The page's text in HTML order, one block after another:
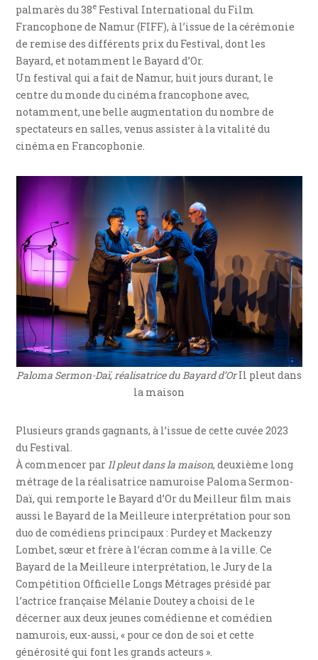
palmarès du 38e Festival International du Film
Francophone de Namur (FIFF), à l’issue de la cérémonie
de remise des différents prix du Festival, dont les
Bayard, et notamment le Bayard d’Or.
Un festival qui a fait de Namur, huit jours durant, le
centre du monde du cinéma francophone avec,
notamment, une belle augmentation du nombre de
spectateurs en salles, venus assister à la vitalité du
cinéma en Francophonie.
Paloma Sermon-Daï, réalisatrice du Bayard d’OrIl pleut dans
la maison
Plusieurs grands gagnants, à l’issue de cette cuvée 2023
du Festival.
À commencer parIl pleut dans la maison, deuxième long
métrage de la réalisatrice namuroise Paloma Sermon-
Daï, qui remporte le Bayard d’Or du Meilleur film mais
aussi le Bayard de la Meilleure interprétation pour son
duo de comédiens principaux : Purdey et Mackenzy
Lombet, sœur et frère à l’écran comme à la ville. Ce
Bayard de la Meilleure interprétation, le Jury de la
Compétition Officielle Longs Métrages présidé par
l’actrice française Mélanie Doutey a choisi de le
décerner aux deux jeunes comédienne et comédien
namurois, eux-aussi, « pour ce don de soi et cette
générosité qui font les grands acteurs ».